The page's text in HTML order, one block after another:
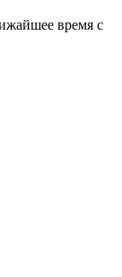
время с